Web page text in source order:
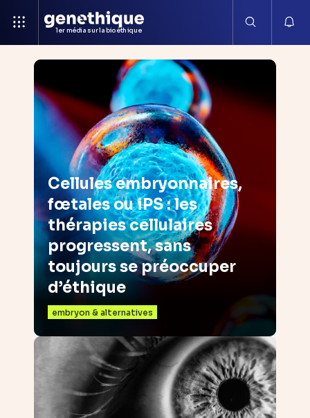
1er média sur la bioéthique
Cellules embryonnaires,
fœtales ou iPS : les
thérapies cellulaires
progressent, sans
toujours se préoccuper
d’éthique
embryon & alternatives